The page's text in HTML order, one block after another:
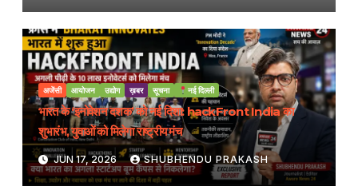
अजेंसी आयोजन उद्योग ख़बर सूचना नई दिल्ली
भारत के ‘इनोवेशन दशक’ को नई दिशा: hackFront India का
शुभारंभ, युवाओं को मिलेगा राष्ट्रीय मंच
JUN 17, 2026 SHUBHENDU PRAKASH